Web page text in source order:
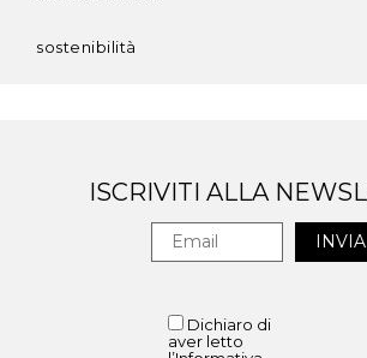
sostenibilità
ISCRIVITI ALLA
Dichiaro di
aver letto